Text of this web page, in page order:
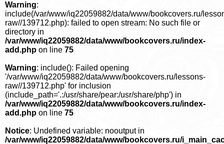
Warning:
include(/var/www/iq22059882/data/www/bookcovers.ru/
raw//139712.php): failed to open stream: No such file or
directory in
/var/www/iq22059882/data/www/bookcovers.ru/index-
add.php on line 75
Warning: include(): Failed opening
'/var/www/iq22059882/data/www/bookcovers.ru/lessons-
raw//139712.php' for inclusion
(include_path='.:/usr/share/pear:/usr/share/php') in
/var/www/iq22059882/data/www/bookcovers.ru/index-
add.php on line 75
Notice: Undefined variable: nooutput in
/var/www/iq22059882/data/www/bookcovers.ru/